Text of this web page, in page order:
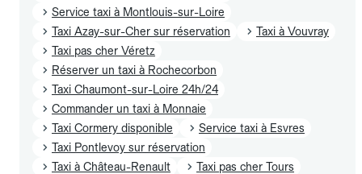
Service taxi à Montlouis-sur-Loire
Taxi Azay-sur-Cher sur réservation
Taxi à Vouvray
Taxi pas cher Véretz
Réserver un taxi à Rochecorbon
Taxi Chaumont-sur-Loire 24h/24
Commander un taxi à Monnaie
Taxi Cormery disponible
Service taxi à Esvres
Taxi Pontlevoy sur réservation
Taxi à Château-Renault
Taxi pas cher Tours